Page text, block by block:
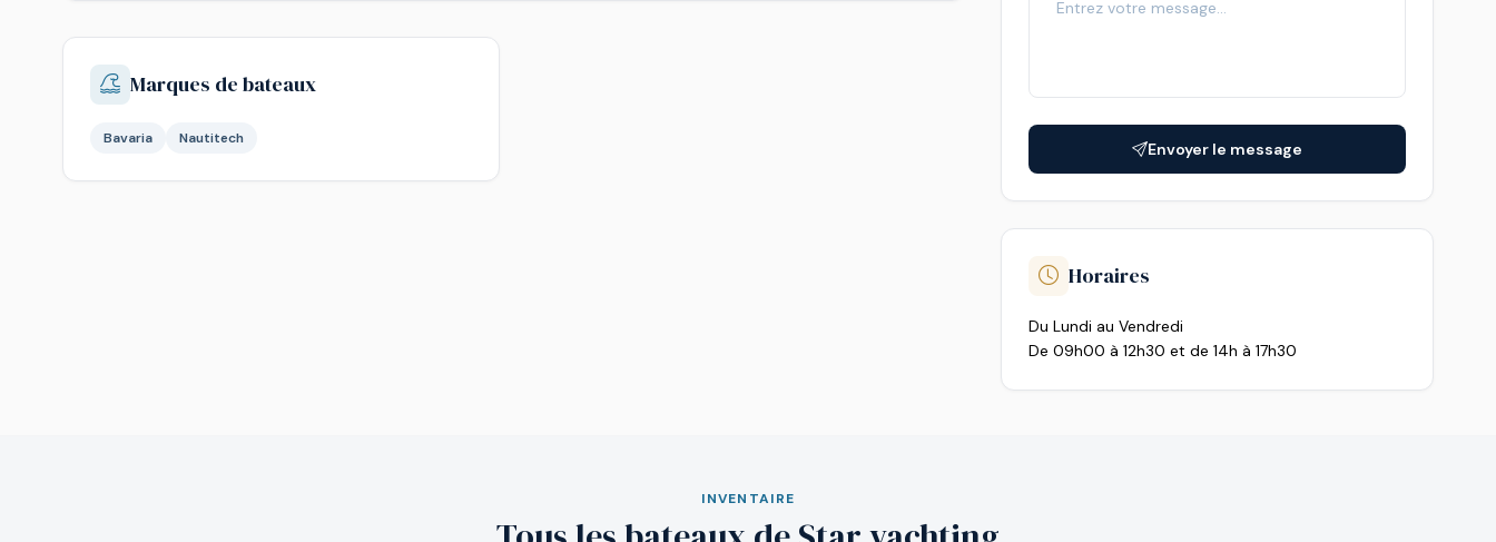
Marques de bateaux
Bavaria Nautitech
Envoyer le message
Horaires
Du Lundi au Vendredi
De 09h00 à 12h30 et de 14h à 17h30
INVENTAIRE